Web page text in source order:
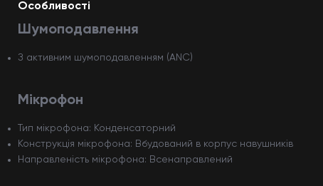
Особливості
Шумоподавлення
З активним шумоподавленням (ANC)
Мікрофон
Тип мікрофона: Конденсаторний
Конструкція мікрофона: Вбудований в корпус навушників
Направленість мікрофона: Всенаправлений